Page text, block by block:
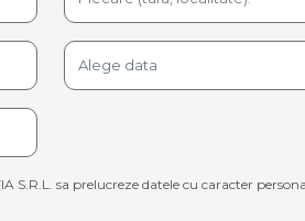
S.R.L. sa prelucreze datele cu caracter